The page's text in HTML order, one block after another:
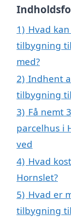
1) Hvad
tilbygning
med?
2) Indhent
tilbygning
3) Få nemt
parcelhus i
ved
4) Hvad
Hornslet?
5) Hvad er
tilbygning